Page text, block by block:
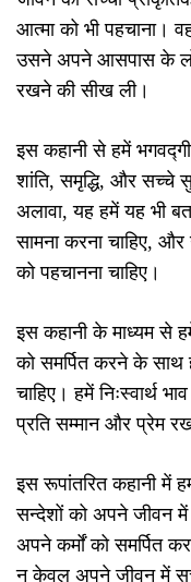
आत्मा को भी पहचाना।
उसने अपने आसपास के
रखने की सीख ली।
इस कहानी से हमें
शांति, समृद्धि, और सच्चे
अलावा, यह हमें यह भी
सामना करना चाहिए,
को पहचानना चाहिए।
इस कहानी के माध्यम से
को समर्पित करने के साथ
चाहिए। हमें निःस्वार्थ
प्रति सम्मान और प्रेम
इस रूपांतरित कहानी में
सन्देशों को अपने जीवन
अपने कर्मों को समर्पित
न केवल अपने जीवन में